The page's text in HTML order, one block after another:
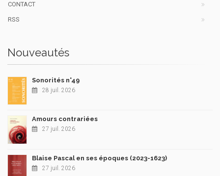
CONTACT
RSS
Nouveautés
Sonorités n°49
28 juil. 2026
Amours contrariées
27 juil. 2026
Blaise Pascal en ses époques (2023-1623)
27 juil. 2026